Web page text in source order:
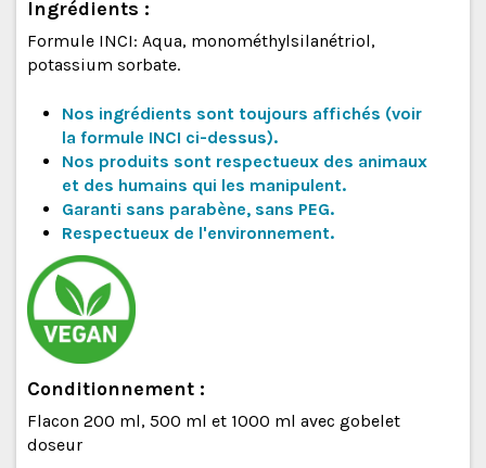
Ingrédients :
Formule INCI: Aqua, monométhylsilanétriol,
potassium sorbate.
Nos ingrédients sont toujours affichés (voir
la formule INCI ci-dessus).
Nos produits sont respectueux des animaux
et des humains qui les manipulent.
Garanti sans parabène, sans PEG.
Respectueux de l'environnement.
Conditionnement :
Flacon 200 ml, 500 ml et 1000 ml avec gobelet
doseur